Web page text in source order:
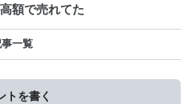
額で売れてた
一覧
トを書く